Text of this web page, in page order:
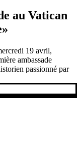
au Vatican
19 avril,
ambassade
passionné par